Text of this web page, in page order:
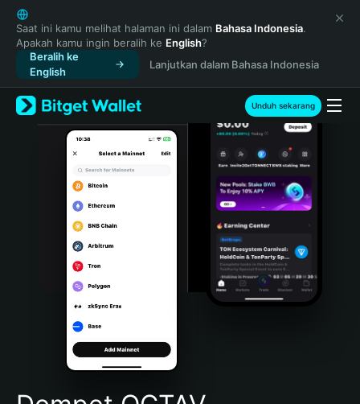
English
日本語
Tiếng Việt
Русский
Español (Latinoamérica)
Türkçe
Italiano
Português (Portugal)
Bahasa Indonesia
Português (Brasil)
Español (Argentina)
Saat ini kamu melihat halaman ini dalam Bahasa Indonesia.
Apakah kamu ingin beralih ke English?
Beralih ke
English
Lanjutkan dalam Bahasa Indonesia
Unduh sekarang